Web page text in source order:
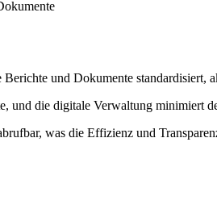
Berichte und Dokumente
und die digitale Verwaltung minimiert
was die Effizienz und